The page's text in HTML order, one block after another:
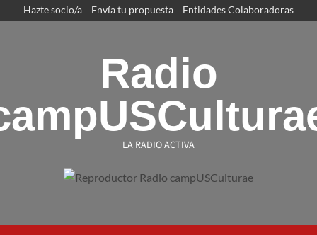
SaltarHazte socio/a Envía tu propuesta Entidades Colaboradoras
Radio
LA RADIO ACTIVA